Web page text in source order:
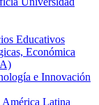
Educativos
Económica
e Innovación
Latina